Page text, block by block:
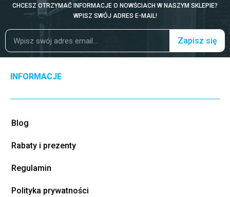
CHCESZ OTRZYMAĆ INFORMACJE O NOWŚCIACH W NASZYM SKLEPIE?
WPISZ SWÓJ ADRES E-MAIL!
Zapisz się
INFORMACJE
Blog
Rabaty i prezenty
Regulamin
Polityka prywatności